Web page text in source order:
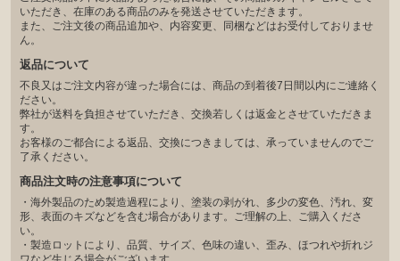
いただき、在庫のある商品のみを発送させていただきます。
また、ご注文後の商品追加や、内容変更、同梱などはお受付しておりませ
ん。
返品について
不良又はご注文内容が違った場合には、商品の到着後7日間以内にご連絡く
ださい。
弊社が送料を負担させていただき、交換若しくは返金とさせていただきま
す。
お客様のご都合による返品、交換につきましては、承っていませんのでご
了承ください。
商品注文時の注意事項について
・海外製品のため製造過程により、塗装の剥がれ、多少の変色、汚れ、変
形、表面のキズなどを含む場合があります。ご理解の上、ご購入くださ
い。
・製造ロットにより、品質、サイズ、色味の違い、歪み、ほつれや折れジ